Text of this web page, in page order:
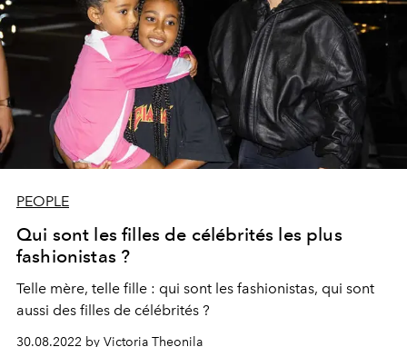
PEOPLE
Qui sont les filles de célébrités les plus
fashionistas ?
Telle mère, telle fille : qui sont les fashionistas, qui sont
aussi des filles de célébrités ?
30.08.2022 by Victoria Theonila